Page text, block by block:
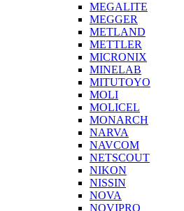
MEGALITE
MEGGER
METLAND
METTLER
MICRONIX
MINELAB
MITUTOYO
MOLI
MOLICEL
MONARCH
NARVA
NAVCOM
NETSCOUT
NIKON
NISSIN
NOVA
NOVIPRO